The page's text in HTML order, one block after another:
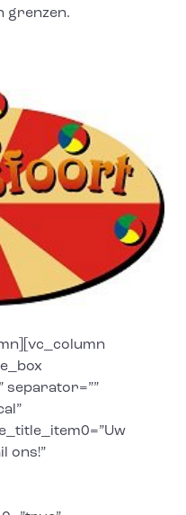
grenzen.
separator=””
ons!”